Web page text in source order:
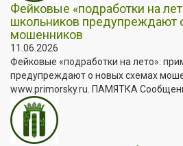
Фейковые «подработки на
школьников предупреждают
мошенников
11.06.2026
Фейковые «подработки на лето»:
предупреждают о новых схемах
www.primorsky.ru. ПАМЯТКА